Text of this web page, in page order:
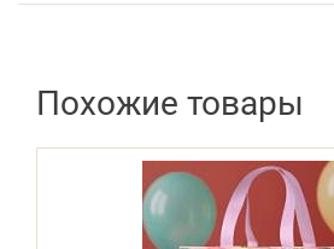
Похожие товары